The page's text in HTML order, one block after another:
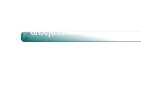
arbejdssko?